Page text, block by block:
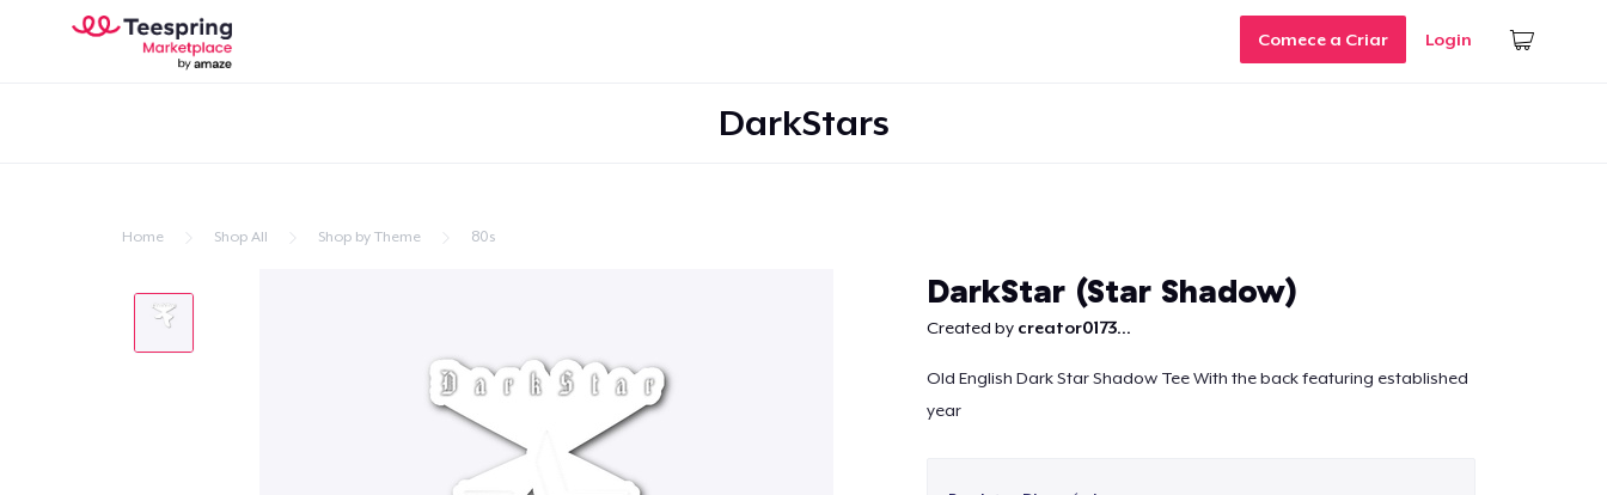
Comece a Criar Login
DarkStars
Home Shop All Shop by Theme 80s
DarkStar (Star Shadow)
Created by creator0173...
Old English Dark Star Shadow Tee With the back featuring established
year